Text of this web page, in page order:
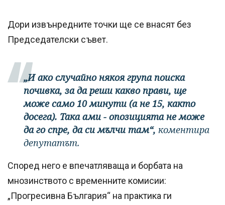
Дори извънредните точки ще се внасят без
Председателски съвет.
„И ако случайно някоя група поиска
почивка, за да реши какво прави, ще
може само 10 минути (а не 15, както
досега). Така ами - опозицията не може
да го спре, да си мълчи там“, коментира
депутатът.
Според него е впечатляваща и борбата на
мнозинството с временните комисии:
„Прогресивна България“ на практика ги